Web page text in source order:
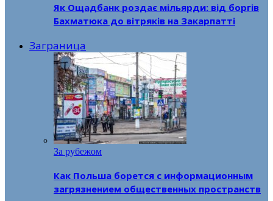
Як Ощадбанк роздає мільярди: від боргів
Бахматюка до вітряків на Закарпатті
Заграница
За рубежом
Как Польша борется с информационным
загрязнением общественных пространств